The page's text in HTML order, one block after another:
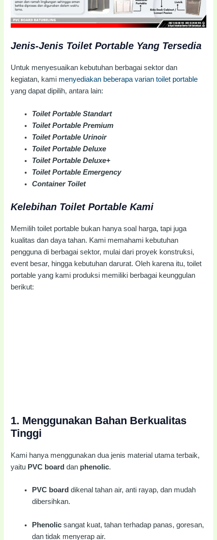
Jenis-Jenis Toilet Portable Yang Tersedia
Untuk menyesuaikan kebutuhan berbagai sektor dan
kegiatan, kami menyediakan beberapa varian toilet portable
yang dapat dipilih, antara lain:
Toilet Portable Standart
Toilet Portable Premium
Toilet Portable Urinoir
Toilet Portable Deluxe
Toilet Portable Deluxe+
Toilet Portable Emergency
Container Toilet
Kelebihan Toilet Portable Kami
Memilih toilet portable bukan hanya soal harga, tapi juga
kualitas dan daya tahan. Kami memahami kebutuhan
pengguna di berbagai sektor, mulai dari proyek konstruksi,
event besar, hingga kebutuhan darurat. Oleh karena itu, toilet
portable yang kami produksi memiliki berbagai keunggulan
berikut:
1. Menggunakan Bahan Berkualitas
Tinggi
Kami hanya menggunakan dua jenis material utama terbaik,
yaitu PVC board dan phenolic.
PVC board dikenal tahan air, anti rayap, dan mudah
dibersihkan.
Phenolic sangat kuat, tahan terhadap panas, goresan,
dan tidak menyerap air.